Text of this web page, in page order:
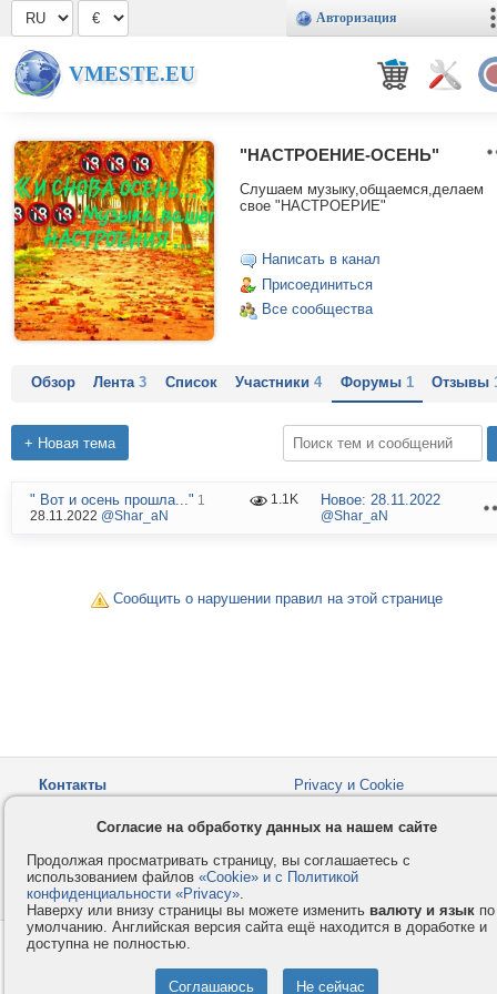
Авторизация
VMESTE.EU
"НАСТРОЕНИЕ-ОСЕНЬ"
Слушаем музыку,общаемся,делаем
свое "НАСТРОЕРИЕ"
Написать в канал
Присоединиться
Все сообщества
Обзор Лента3 Список Участники4 Форумы 1 Отзывы
" Вот и осень прошла..." 1
1.1K
28.11.2022 @Shar_aN
Новое: 28.11.2022
@Shar_aN
Сообщить о нарушении правил на этой странице
Контакты
Privacy и Cookie
Как оплатить
Форумы
© 2008-2026VMESTE.EU
Согласие на обработку данных на нашем сайте
Продолжая просматривать страницу, вы соглашаетесь с
использованием файлов «Cookie» и с Политикой
конфиденциальности «Privacy».
Наверху или внизу страницы вы можете изменить валюту и язык по
умолчанию. Английская версия сайта ещё находится в доработке и
доступна не полностью.